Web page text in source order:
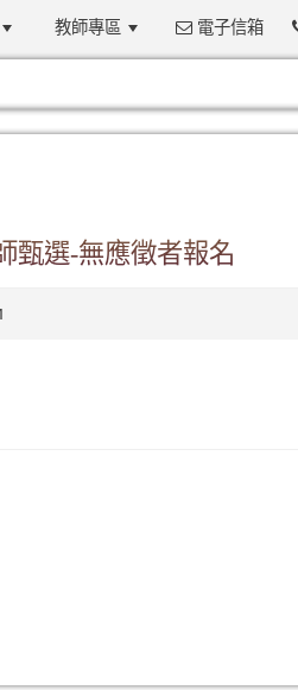
教師專區 電子信箱
甄選-無應徵者報名